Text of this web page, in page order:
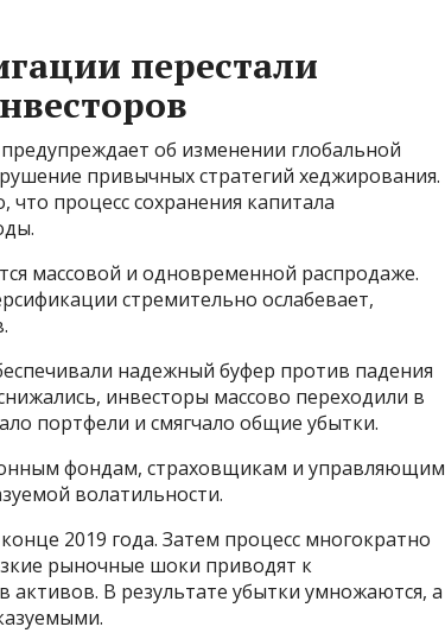
перестали
об изменении глобальной
привычных стратегий хеджирования.
процесс сохранения капитала
массовой и одновременной распродаже.
стремительно ослабевает,
надежный буфер против падения
инвесторы массово переходили в
портфели и смягчало общие убытки.
фондам, страховщикам и управляющим
волатильности.
2019 года. Затем процесс многократно
рыночные шоки приводят к
В результате убытки умножаются, а